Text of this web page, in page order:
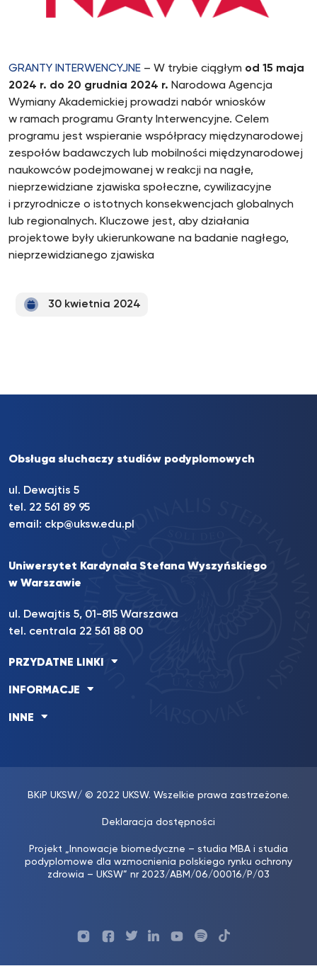
GRANTY INTERWENCYJNE – W trybie ciągłym od 15 maja
2024 r. do 20 grudnia 2024 r. Narodowa Agencja
Wymiany Akademickiej prowadzi nabór wniosków
w ramach programu Granty Interwencyjne. Celem
programu jest wspieranie współpracy międzynarodowej
zespołów badawczych lub mobilności międzynarodowej
naukowców podejmowanej w reakcji na nagłe,
nieprzewidziane zjawiska społeczne, cywilizacyjne
i przyrodnicze o istotnych konsekwencjach globalnych
lub regionalnych. Kluczowe jest, aby działania
projektowe były ukierunkowane na badanie nagłego,
nieprzewidzianego zjawiska
30 kwietnia 2024
Obsługa słuchaczy studiów podyplomowych
ul. Dewajtis 5
tel. 22 561 89 95
email: ckp@uksw.edu.pl
Uniwersytet Kardynała Stefana Wyszyńskiego
w Warszawie
ul. Dewajtis 5, 01-815 Warszawa
tel. centrala 22 561 88 00
PRZYDATNE LINKI
INFORMACJE
INNE
BKiP UKSW/ © 2022 UKSW. Wszelkie prawa zastrzeżone.
Deklaracja dostępności
Projekt „Innowacje biomedyczne – studia MBA i studia
podyplomowe dla wzmocnienia polskiego rynku ochrony
zdrowia – UKSW” nr 2023/ABM/06/00016/P/03
Profil ProfilProfilProfil UKSWProfilUKSW